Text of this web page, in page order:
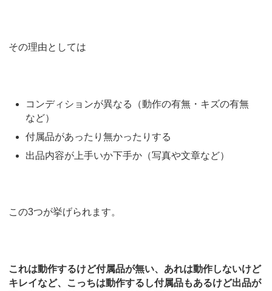
その理由としては
コンディションが異なる（動作の有無・キズの有無
など）
付属品があったり無かったりする
出品内容が上手いか下手か（写真や文章など）
この3つが挙げられます。
これは動作するけど付属品が無い、あれは動作しないけど
キレイなど、こっちは動作するし付属品もあるけど出品が